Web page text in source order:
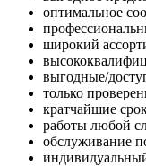
оптимальное
широкий
выгодные/
только
кратчайшие
работы любой
обслуживание